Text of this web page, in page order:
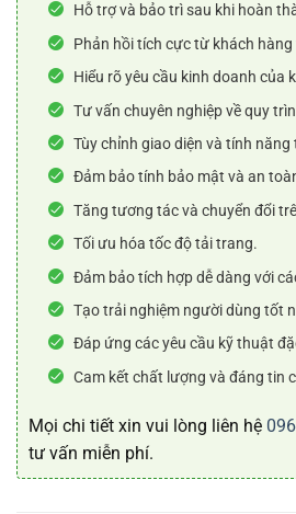
Hỗ trợ và bảo trì sau khi hoàn
Phản hồi tích cực từ khách
Hiểu rõ yêu cầu kinh doanh của
Tư vấn chuyên nghiệp về quy
Tùy chỉnh giao diện và tính năng
Đảm bảo tính bảo mật và an
Tăng tương tác và chuyển đổi
Tối ưu hóa tốc độ tải trang.
Đảm bảo tích hợp dễ dàng với
Tạo trải nghiệm người dùng tốt
Đáp ứng các yêu cầu kỹ thuật
Cam kết chất lượng và đáng tin
Mọi chi tiết xin vui lòng liên hệ
tư vấn miễn phí.